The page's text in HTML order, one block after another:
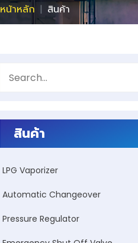
หน้าหลัก สินค้า
สินค้า
LPG Vaporizer
Automatic Changeover
Pressure Regulator